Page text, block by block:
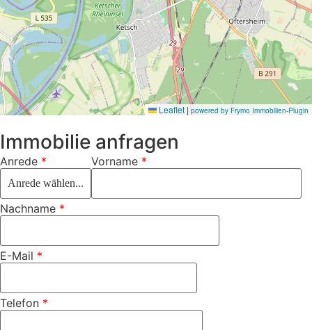
Leaflet | powered by Frymo Immobilien-Plugin
Immobilie anfragen
Anrede * Vorname *
Nachname *
E-Mail *
Telefon *